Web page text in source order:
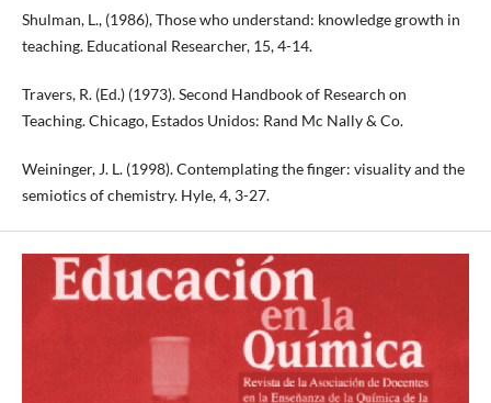
Shulman, L., (1986), Those who understand: knowledge growth in
teaching. Educational Researcher, 15, 4-14.
Travers, R. (Ed.) (1973). Second Handbook of Research on
Teaching. Chicago, Estados Unidos: Rand Mc Nally & Co.
Weininger, J. L. (1998). Contemplating the finger: visuality and the
semiotics of chemistry. Hyle, 4, 3-27.